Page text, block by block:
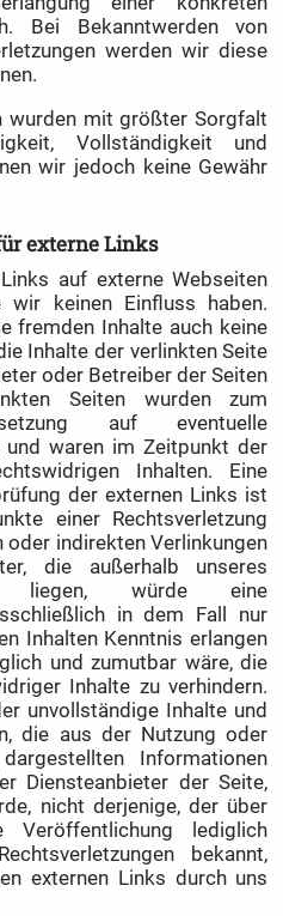
Bei Bekanntwerden von
werden wir diese
wurden mit größter Sorgfalt
Vollständigkeit und
wir jedoch keine Gewähr
externe Links
auf externe Webseiten
keinen Einfluss haben.
fremden Inhalte auch keine
Inhalte der verlinkten Seite
oder Betreiber der Seiten
Seiten wurden zum
auf eventuelle
waren im Zeitpunkt der
Inhalten. Eine
der externen Links ist
einer Rechtsverletzung
indirekten Verlinkungen
die außerhalb unseres
liegen, würde eine
in dem Fall nur
Inhalten Kenntnis erlangen
und zumutbar wäre, die
Inhalte zu verhindern.
unvollständige Inhalte und
die aus der Nutzung oder
Informationen
Diensteanbieter der Seite,
nicht derjenige, der über
lediglich
bekannt,
externen Links durch uns